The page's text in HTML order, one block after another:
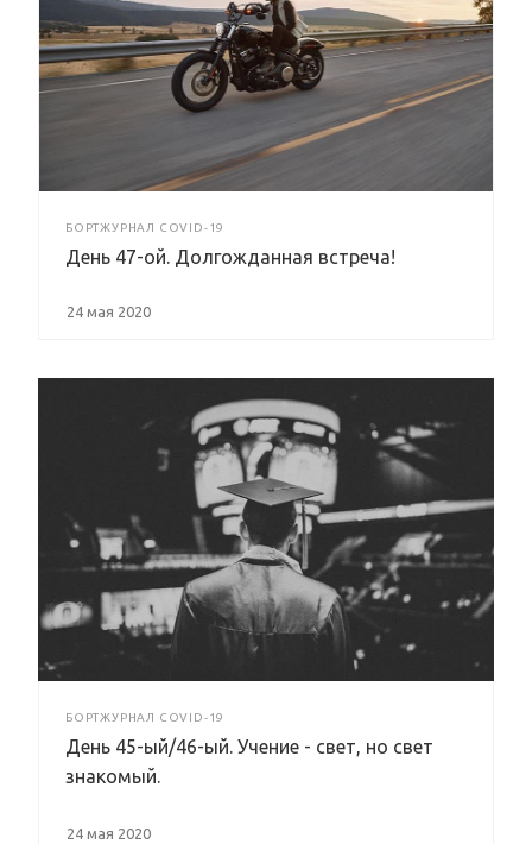
БОРТЖУРНАЛ COVID-19
День 47-ой. Долгожданная встреча!
24 мая 2020
БОРТЖУРНАЛ COVID-19
День 45-ый/46-ый. Учение - свет, но свет
знакомый.
24 мая 2020